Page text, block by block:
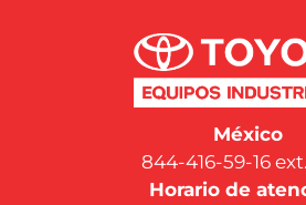
México
844-416-59-16
Horario de